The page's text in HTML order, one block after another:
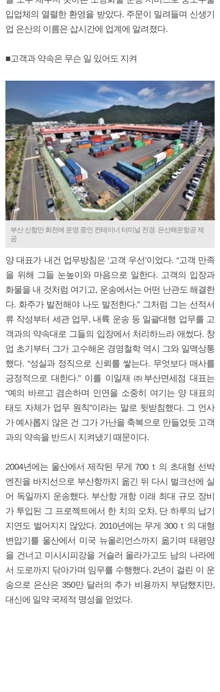
입업체의 열렬한 환영을 받았다. 주문이 밀려들며 신생기
업 은산의 이름은 삽시간에 업계에 알려졌다.
■고객과 약속은 무슨 일 있어도 지켜
부산 신항만 화전에 운영 중인 컨테이너 터미널 전경. 은산해운항공 제
공
양 대표가 내건 업무방침은 ‘고객 우선’이었다. “고객 만족
을 위해 그들 눈높이와 마음으로 일한다. 고객의 입장과
화물을 내 것처럼 여기고, 운송에서는 어떤 난관도 해결한
다. 화주가 발전해야 나도 발전한다.” 그처럼 그는 선적서
류 작성부터 세관 업무, 내륙 운송 등 일괄대행 업무를 고
객과의 약속대로 그들의 입장에서 처리하느라 애썼다. 창
업 초기부터 그가 고수해온 경영철학 역시 그와 일맥상통
했다. “성실과 정직으로 신뢰를 쌓는다. 무엇보다 매사를
긍정적으로 대한다.” 이를 이일재 ㈜부산면세점 대표는
“예의 바르고 겸손하며 인연을 소중히 여기는 양 대표의
태도 자체가 업무 원칙”이라는 말로 뒷받침했다. 그 언사
가 예사롭지 않은 건 그가 가난을 축복으로 만들었듯 고객
과의 약속을 반드시 지켜냈기 때문이다.
2004년에는 울산에서 제작된 무게 700ｔ의 초대형 선박
엔진을 바지선으로 부산항까지 옮긴 뒤 다시 벌크선에 실
어 독일까지 운송했다. 부산항 개항 이래 최대 규모 장비
가 투입된 그 프로젝트에서 한 치의 오차, 단 하루의 납기
지연도 벌어지지 않았다. 2010년에는 무게 300ｔ의 대형
변압기를 울산에서 미국 뉴올리언스까지 옮기며 태평양
을 건너고 미시시피강을 거슬러 올라가고도 남의 나라에
서 도로까지 닦아가며 임무를 수행했다. 2년이 걸린 이 운
송으로 은산은 350만 달러의 추가 비용까지 부담했지만,
대신에 일약 국제적 명성을 얻었다.